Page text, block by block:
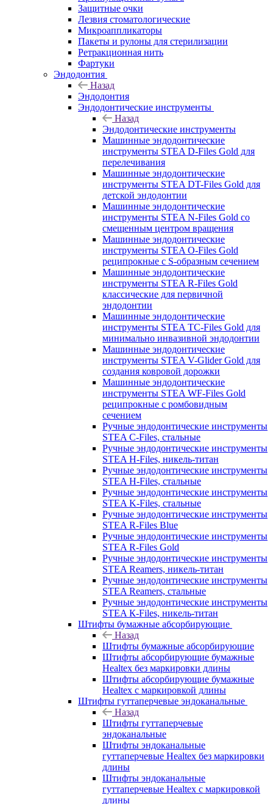
Защитные очки
Лезвия стоматологические
Микроаппликаторы
Пакеты и рулоны для стерилизации
Ретракционная нить
Фартуки
Эндодонтия
Назад
Эндодонтия
Эндодонтические инструменты
Назад
Эндодонтические инструменты
Машинные эндодонтические
инструменты STEA D-Files Gold для
перелечивания
Машинные эндодонтические
инструменты STEA DT-Files Gold для
детской эндодонтии
Машинные эндодонтические
инструменты STEA N-Files Gold со
смещенным центром вращения
Машинные эндодонтические
инструменты STEA O-Files Gold
реципрокные с S-образным сечением
Машинные эндодонтические
инструменты STEA R-Files Gold
классические для первичной
эндодонтии
Машинные эндодонтические
инструменты STEA TC-Files Gold для
минимально инвазивной эндодонтии
Машинные эндодонтические
инструменты STEA V-Glider Gold для
создания ковровой дорожки
Машинные эндодонтические
инструменты STEA WF-Files Gold
реципрокные с ромбовидным
сечением
Ручные эндодонтические инструменты
STEA C-Files, стальные
Ручные эндодонтические инструменты
STEA H-Files, никель-титан
Ручные эндодонтические инструменты
STEA H-Files, стальные
Ручные эндодонтические инструменты
STEA K-Files, стальные
Ручные эндодонтические инструменты
STEA R-Files Blue
Ручные эндодонтические инструменты
STEA R-Files Gold
Ручные эндодонтические инструменты
STEA Reamers, никель-титан
Ручные эндодонтические инструменты
STEA Reamers, стальные
Ручные эндодонтические инструменты
STEA К-Files, никель-титан
Штифты бумажные абсорбирующие
Назад
Штифты бумажные абсорбирующие
Штифты абсорбирующие бумажные
Healtex без маркировки длины
Штифты абсорбирующие бумажные
Healtex с маркировкой длины
Штифты гуттаперчевые эндоканальные
Назад
Штифты гуттаперчевые
эндоканальные
Штифты эндоканальные
гуттаперчевые Healtex без маркировки
длины
Штифты эндоканальные
гуттаперчевые Healtex с маркировкой
длины